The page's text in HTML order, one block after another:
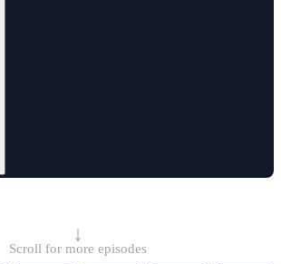
↓
Scroll for more episodes